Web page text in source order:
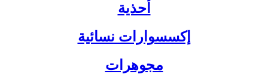
أحذية
إكسسوارات نسائية
مجوهرات